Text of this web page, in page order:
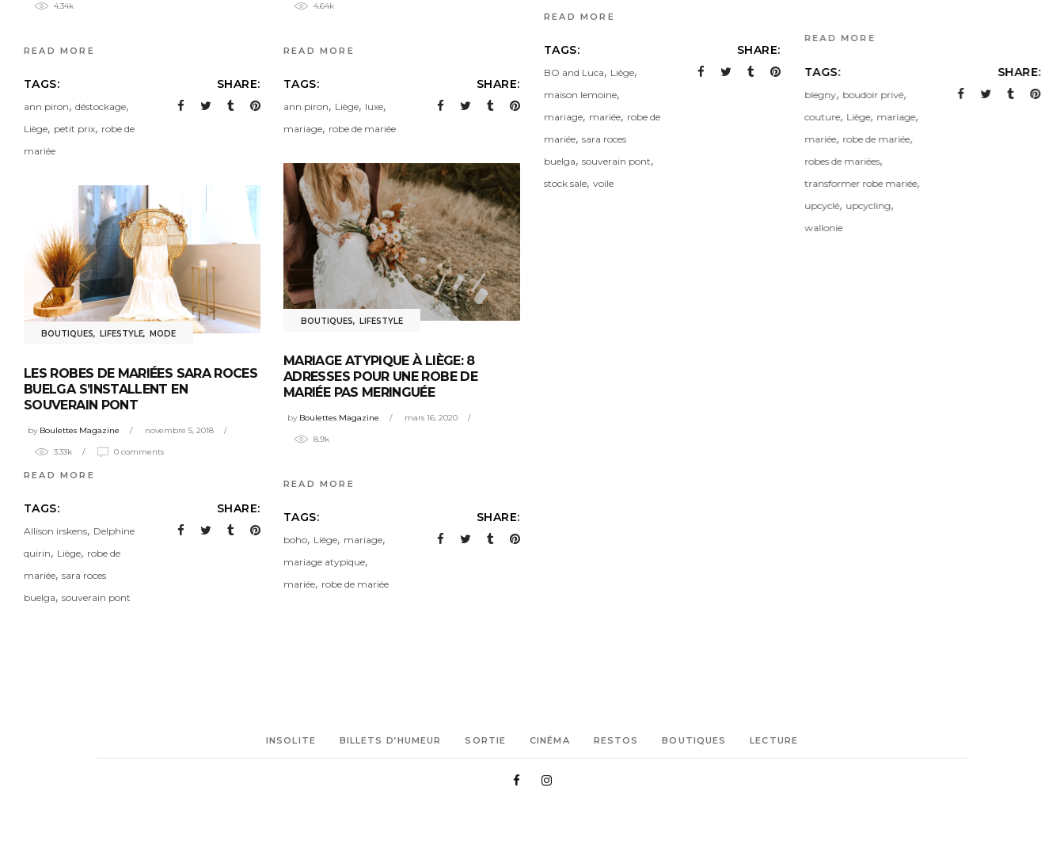
4.34k
READ MORE
TAGS:
ann piron, déstockage,
Liège, petit prix, robe de
mariée
SHARE:
4.64k
READ MORE
TAGS:
ann piron, Liège, luxe,
mariage, robe de mariée
SHARE:
READ MORE
TAGS:
BO and Luca, Liège,
maison lemoine,
mariage, mariée, robe de
mariée, sara roces
buelga, souverain pont,
stock sale, voile
SHARE:
READ MORE
TAGS:
blegny, boudoir privé,
couture, Liège, mariage,
mariée, robe de mariée,
robes de mariées,
transformer robe mariée,
upcyclé, upcycling,
wallonie
SHARE:
BOUTIQUES, LIFESTYLE
MARIAGE ATYPIQUE À LIÈGE: 8
ADRESSES POUR UNE ROBE DE
MARIÉE PAS MERINGUÉE
by Boulettes Magazine mars 16, 2020
8.9k
READ MORE
TAGS:
boho, Liège, mariage,
mariage atypique,
mariée, robe de mariée
SHARE:
BOUTIQUES, LIFESTYLE, MODE
LES ROBES DE MARIÉES SARA ROCES
BUELGA S’INSTALLENT EN
SOUVERAIN PONT
by Boulettes Magazine novembre 5, 2018
3.33k 0 comments
READ MORE
TAGS:
Allison irskens, Delphine
quirin, Liège, robe de
mariée, sara roces
buelga, souverain pont
SHARE:
INSOLITE BILLETS D’HUMEUR SORTIE CINÉMA RESTOS BOUTIQUES LECTURE